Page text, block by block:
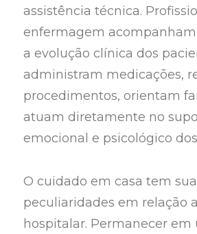
assistência técnica.
enfermagem
a evolução clínica dos
administram medicações,
procedimentos, orientam
atuam diretamente no
emocional e psicológico
O cuidado em casa tem
peculiaridades em relação
hospitalar. Permanecer em